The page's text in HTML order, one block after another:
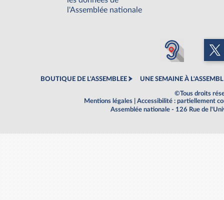
l'Assemblée nationale
BOUTIQUE DE L'ASSEMBLEE UNE SEMAINE À
©Tous droits
Mentions légales
Accessibilité : partiellement
Assemblée nationale - 126 Rue de